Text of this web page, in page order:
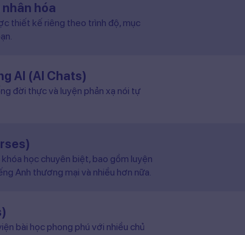
hóa
thiết kế riêng theo trình độ, mục
AI (AI Chats)
đời thực và luyện phản xạ nói tự
học chuyên biệt, bao gồm luyện
Anh thương mại và nhiều hơn nữa.
bài học phong phú với nhiều chủ